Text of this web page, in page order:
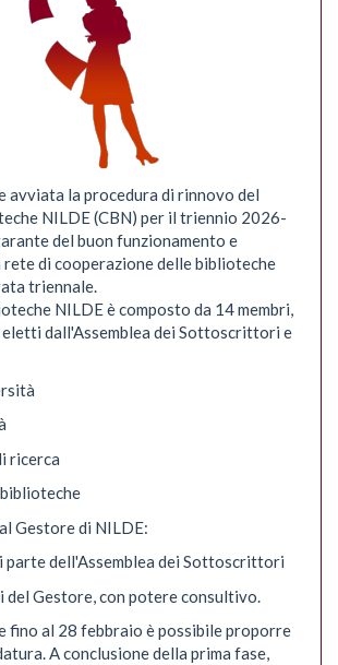
avviata la procedura di rinnovo del
NILDE (CBN) per il triennio 2026-
del buon funzionamento e
di cooperazione delle biblioteche
triennale.
NILDE è composto da 14 membri,
eletti dall'Assemblea dei Sottoscrittori e
ricerca
Gestore di NILDE:
parte dell'Assemblea dei Sottoscrittori
del Gestore, con potere consultivo.
fino al 28 febbraio è possibile proporre
A conclusione della prima fase,